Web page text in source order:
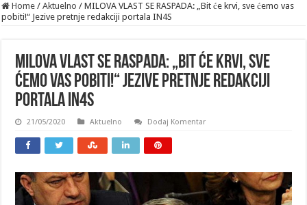
Home / Aktuelno / MILOVA VLAST SE RASPADA: „Bit će krvi, sve ćemo vas
pobiti!“ Jezive pretnje redakciji portala IN4S
MILOVA VLAST SE RASPADA: „Bit će krvi, sve
ćemo vas pobiti!“ Jezive pretnje redakciji
portala IN4S
21/05/2020 Aktuelno Dodaj Komentar